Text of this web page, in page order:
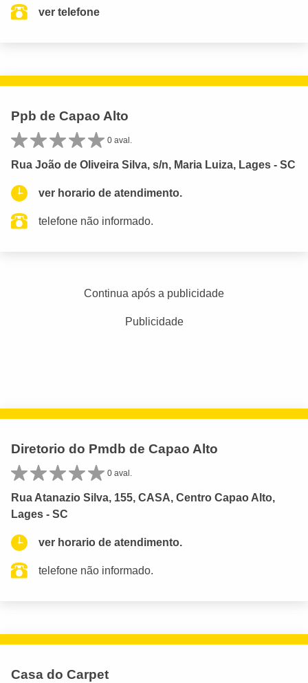
ver telefone
Ppb de Capao Alto
0 aval.
Rua João de Oliveira Silva, s/n, Maria Luiza, Lages - SC
ver horario de atendimento.
telefone não informado.
Continua após a publicidade
Publicidade
Diretorio do Pmdb de Capao Alto
0 aval.
Rua Atanazio Silva, 155, CASA, Centro Capao Alto,
Lages - SC
ver horario de atendimento.
telefone não informado.
Casa do Carpet